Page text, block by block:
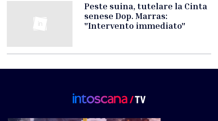
Peste suina, tutelare la Cinta
senese Dop. Marras:
"Intervento immediato"